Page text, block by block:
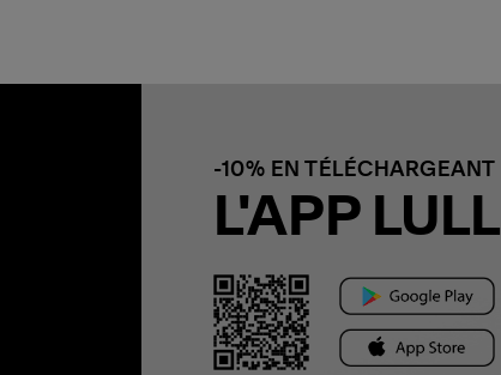
-10% EN TÉLÉCHARGEANT
L'APP LULLI